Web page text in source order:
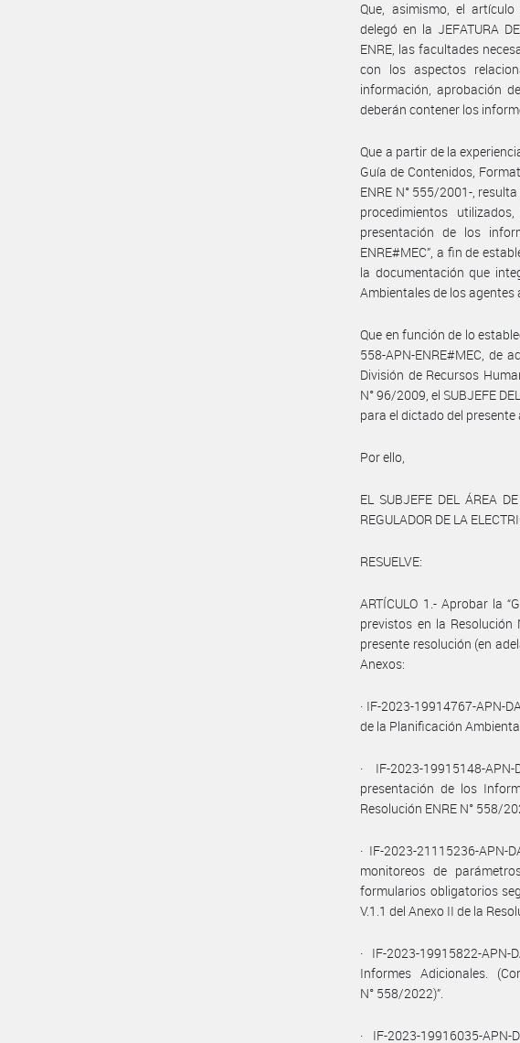
Que, asimismo, el artículo
delegó en la JEFATURA
ENRE, las facultades
con los aspectos
información, aprobación
deberán contener los
Que a partir de la
Guía de Contenidos,
ENRE N° 555/2001-,
procedimientos
presentación de los
ENRE#MEC”, a fin de
la documentación que
Ambientales de los agentes
Que en función de lo
558-APN-ENRE#MEC, de
División de Recursos
N° 96/2009, el SUBJEFE
para el dictado del presente
Por ello,
EL SUBJEFE DEL ÁREA
REGULADOR DE LA
RESUELVE:
ARTÍCULO 1.- Aprobar la
previstos en la Resolución
presente resolución (en
Anexos:
· IF-2023-19914767-APN-
de la Planificación
· IF-2023-19915148-
presentación de los
Resolución ENRE N° 558/
· IF-2023-21115236-
monitoreos de
formularios obligatorios
V.1.1 del Anexo II de la
· IF-2023-19915822-
Informes Adicionales.
N° 558/2022)”.
· IF-2023-19916035-